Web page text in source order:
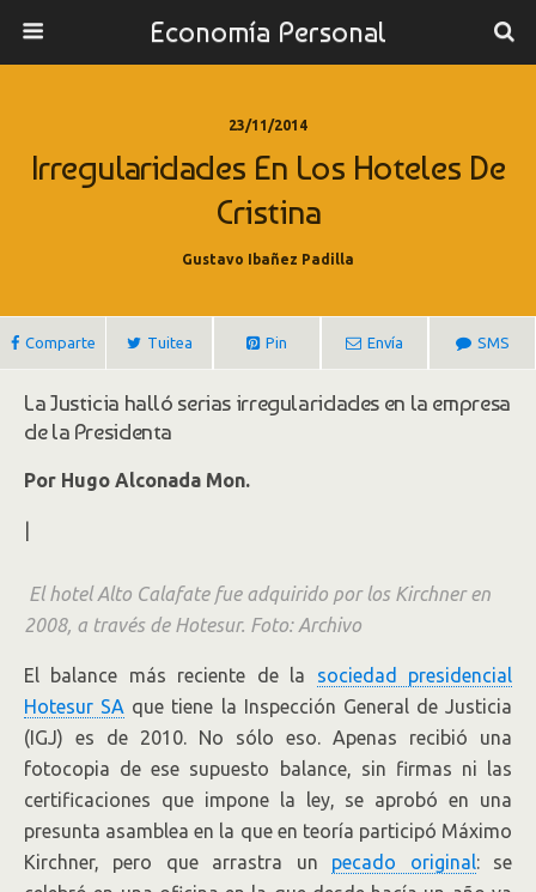
Economía Personal
23/11/2014
Irregularidades En Los Hoteles De
Cristina
Gustavo Ibañez Padilla
Comparte Tuitea Pin Envía SMS
La Justicia halló serias irregularidades en la empresa
de la Presidenta
Por Hugo Alconada Mon.
El hotel Alto Calafate fue adquirido por los Kirchner en
2008, a través de Hotesur. Foto: Archivo
El balance más reciente de la sociedad presidencial
Hotesur SA que tiene la Inspección General de Justicia
(IGJ) es de 2010. No sólo eso. Apenas recibió una
fotocopia de ese supuesto balance, sin firmas ni las
certificaciones que impone la ley, se aprobó en una
presunta asamblea en la que en teoría participó Máximo
Kirchner, pero que arrastra un pecado original: se